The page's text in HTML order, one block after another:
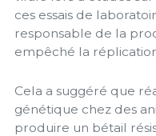
ces essais de
responsable de la
empêché la
Cela a suggéré que
génétique chez des
produire un bétail